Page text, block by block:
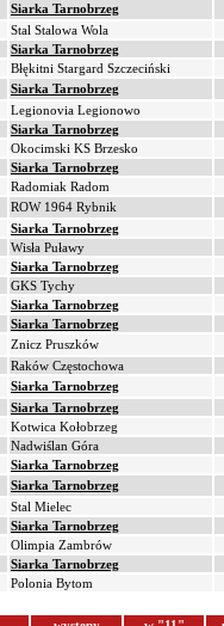
Siarka Tarnobrzeg
Stal Stalowa Wola
Siarka Tarnobrzeg
Błękitni Stargard Szczeciński
Siarka Tarnobrzeg
Legionovia Legionowo
Siarka Tarnobrzeg
Okocimski KS Brzesko
Siarka Tarnobrzeg
Radomiak Radom
ROW 1964 Rybnik
Siarka Tarnobrzeg
Wisła Puławy
Siarka Tarnobrzeg
GKS Tychy
Siarka Tarnobrzeg
Siarka Tarnobrzeg
Znicz Pruszków
Raków Częstochowa
Siarka Tarnobrzeg
Siarka Tarnobrzeg
Kotwica Kołobrzeg
Nadwiślan Góra
Siarka Tarnobrzeg
Siarka Tarnobrzeg
Stal Mielec
Siarka Tarnobrzeg
Olimpia Zambrów
Siarka Tarnobrzeg
Polonia Bytom